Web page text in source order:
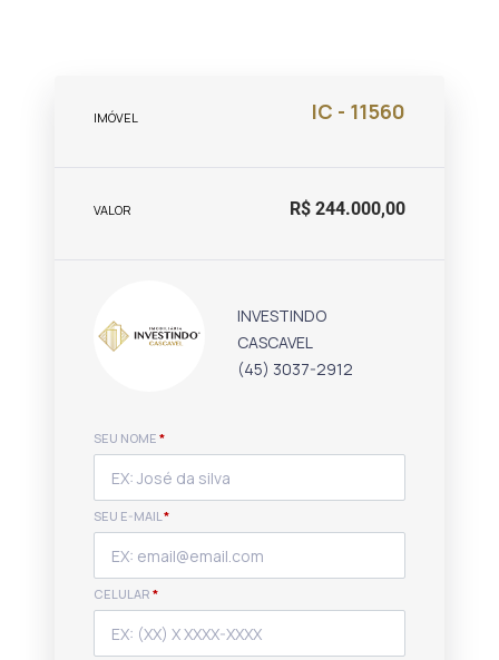
IMÓVEL IC - 11560
VALOR R$ 244.000,00
INVESTINDO
CASCAVEL
(45) 3037-2912
SEU NOME *
SEU E-MAIL*
CELULAR *